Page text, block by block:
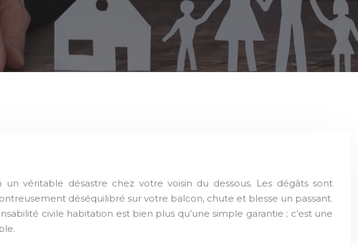
déséquilibré sur votre balcon, chute et blesse un passant.
civile habitation est bien plus qu’une simple garantie ; c’est une